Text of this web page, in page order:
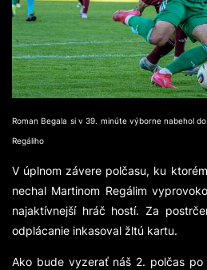
Roman Begala si v 39. minúte výborne nabehol
Regáliho
V úplnom závere polčasu, ku
nechal Martinom Regálim
najaktívnejší hráč hostí. Za
odplácanie inkasoval žltú kartu.
Ako bude vyzerať náš 2. polčas